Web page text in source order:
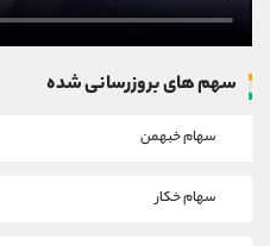
سهم های بروزرسانی شده
سهام خبهمن
سهام خکار